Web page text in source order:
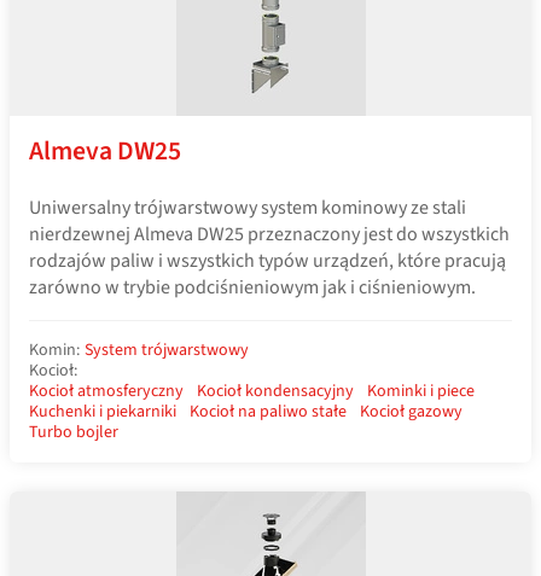
Almeva DW25
Uniwersalny trójwarstwowy system kominowy ze stali
nierdzewnej Almeva DW25 przeznaczony jest do wszystkich
rodzajów paliw i wszystkich typów urządzeń, które pracują
zarówno w trybie podciśnieniowym jak i ciśnieniowym.
Komin: System trójwarstwowy
Kocioł:
Kocioł atmosferyczny Kocioł kondensacyjny Kominki i piece
Kuchenki i piekarniki Kocioł na paliwo stałe Kocioł gazowy
Turbo bojler